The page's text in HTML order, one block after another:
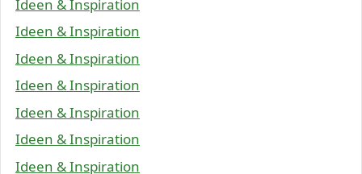
Ideen & Inspiration
Ideen & Inspiration
Ideen & Inspiration
Ideen & Inspiration
Ideen & Inspiration
Ideen & Inspiration
Ideen & Inspiration